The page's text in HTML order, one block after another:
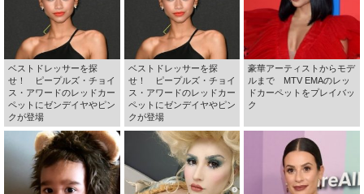
ベストドレッサーを探
せ！ ピープルズ・チョイ
ス・アワードのレッドカー
ペットにゼンデイヤやピン
クが登場
ベストドレッサーを探
せ！ ピープルズ・チョイ
ス・アワードのレッドカー
ペットにゼンデイヤやピン
クが登場
豪華アーティストからモデ
ルまで MTV EMAのレッ
ドカーペットをプレイバッ
ク